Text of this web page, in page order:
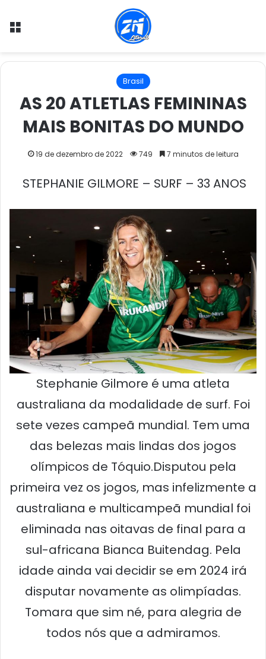
Menu
Brasil
AS 20 ATLETLAS FEMININAS
MAIS BONITAS DO MUNDO
19 de dezembro de 2022 749 7 minutos de leitura
STEPHANIE GILMORE – SURF – 33 ANOS
Stephanie Gilmore é uma atleta
australiana da modalidade de surf. Foi
sete vezes campeã mundial. Tem uma
das belezas mais lindas dos jogos
olímpicos de Tóquio.Disputou pela
primeira vez os jogos, mas infelizmente a
australiana e multicampeã mundial foi
eliminada nas oitavas de final para a
sul-africana Bianca Buitendag. Pela
idade ainda vai decidir se em 2024 irá
disputar novamente as olimpíadas.
Tomara que sim né, para alegria de
todos nós que a admiramos.